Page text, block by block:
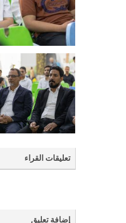
تعليقات القراء
إضافة تعليق